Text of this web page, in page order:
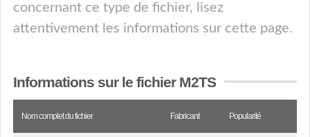
concernant ce type de fichier, lisez
attentivement les informations sur cette page.
Informations sur le fichier M2TS
Nom complet du fichier Fabricant Popularité